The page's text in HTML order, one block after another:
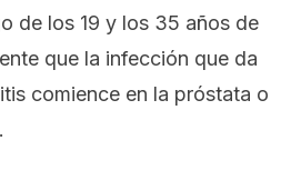
de los 19 y los 35 años de
que la infección que da
comience en la próstata o